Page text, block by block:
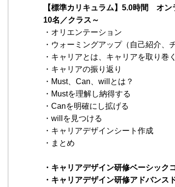
【標準カリキュラム】5.0時間 オ
10名／クラス～
・オリエンテーション
・ウォーミングアップ（自己紹介、
・キャリアとは、キャリアを取り巻
・キャリアの振り返り
・Must、Can、willとは？
・Mustを理解し納得する
・Canを明確にし拡げる
・willを見つける
・キャリアデザインシート作成
・まとめ
・キャリアデザイン研修ベーシック
・キャリアデザイン研修アドバンス